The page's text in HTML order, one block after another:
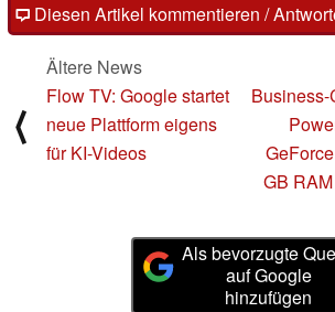
Diesen Artikel kommentieren /
⟨
Ältere News
Flow TV: Google startet
neue Plattform eigens
für KI-Videos
Business-
GB
Als bevorzugte
auf Google
hinzufügen